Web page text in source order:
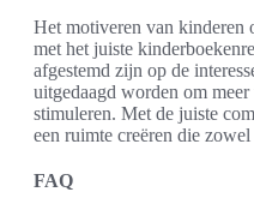
Het motiveren van kinderen
met het juiste
afgestemd zijn op de
uitgedaagd worden om
stimuleren. Met de juiste
een ruimte creëren die
FAQ